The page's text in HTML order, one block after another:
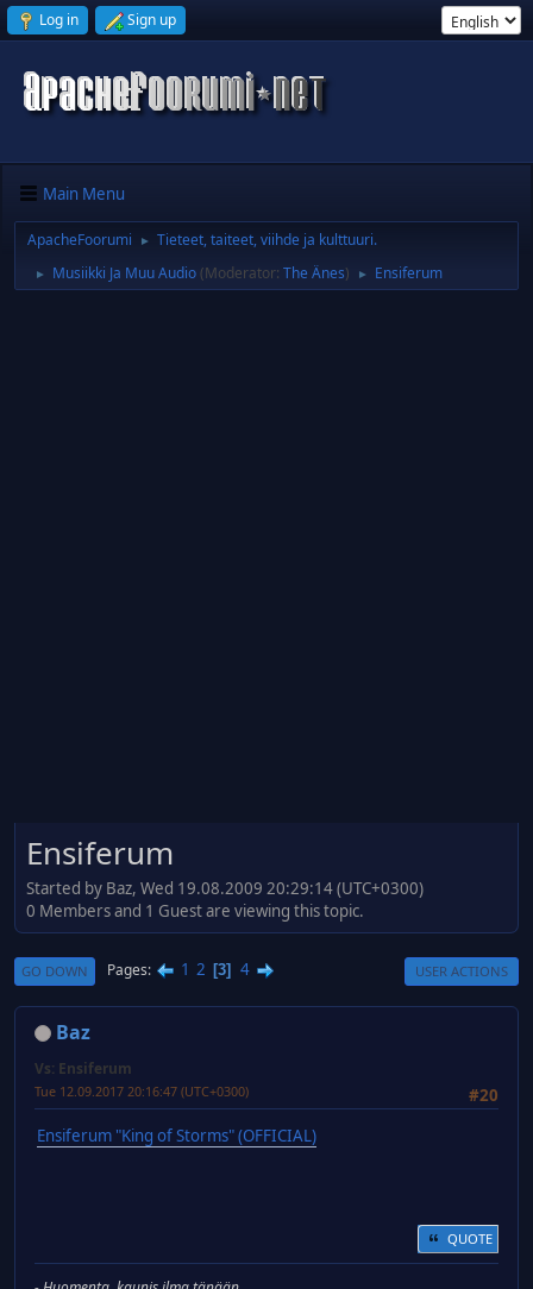
Log in Sign up
Main Menu
ApacheFoorumi ► Tieteet, taiteet, viihde ja kulttuuri.
► Musiikki Ja Muu Audio(Moderator: The Änes) ► Ensiferum
Ensiferum
Started by Baz, Wed 19.08.2009 20:29:14 (UTC+0300)
0 Members and 1 Guest are viewing this topic.
GO DOWN Pages 1 2 3 4 USER ACTIONS
Baz
Vs: Ensiferum
#20
Tue 12.09.2017 20:16:47 (UTC+0300)
Ensiferum "King of Storms" (OFFICIAL)
QUOTE